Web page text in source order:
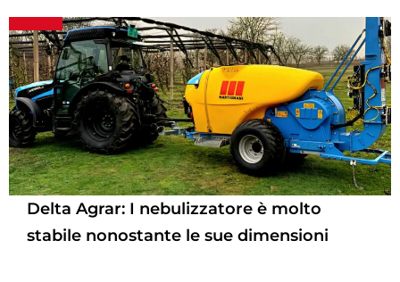
Delta Agrar: I nebulizzatore è molto
stabile nonostante le sue dimensioni
P
a
g
i
n
a
P
a
g
i
n
a